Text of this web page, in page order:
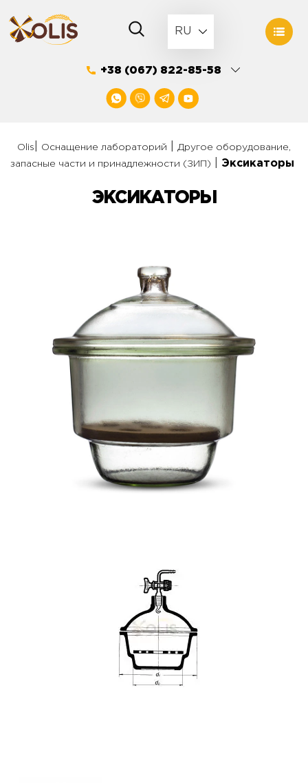
to
content
RU
+38 (067) 822-85-58
Olis Оснащение лабораторий
Другое оборудование,
запасные части и принадлежности (ЗИП)
Эксикаторы
ЭКСИКАТОРЫ